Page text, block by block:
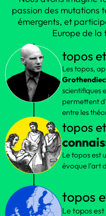
passion des mutations
émergents, et
Europe de la
topos et
Les topos,
scientifiques
permettent
entre les
topos et
Le topos est
évoque l’art
topos
Le topos est